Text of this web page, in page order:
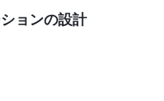
ョンの設計